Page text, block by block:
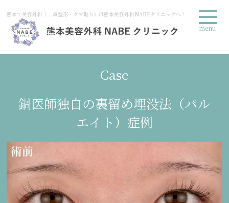
熊本で美容外科（二重整形・クマ取り）は熊本美容外科NABEクリニックへ！
Case
鍋医師独自の裏留め埋没法（パル
エイト）症例
menu